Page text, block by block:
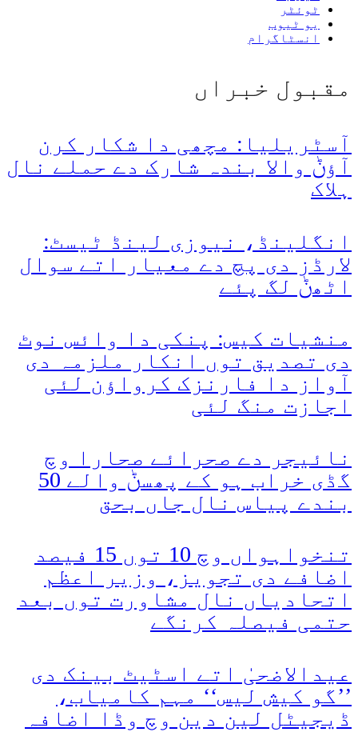
ٹوئٹر
یو ٹیوب
انسٹاگرام
مقبول خبراں
آسٹریلیا: مچھی دا شکار کرن
آؤݨ والا بندہ شارک دے حملے نال
ہلاک
انگلینڈ، نیوزی لینڈ ٹیسٹ:
لارڈز دی پچ دے معیار اتے سوال
اٹھݨ لگ پئے
منشیات کیس: پنکی دا وائس نوٹ
دی تصدیق توں انکار ملزمہ دی
آواز دا فارنزک کرواؤن لئی
اجازت منگ لئی
نائیجر دے صحرائے صحارا وچ
گڈی خراب ہو کے پھسݨ والے 50
بندے پیاس نال جاں بحق
تنخواہواں وچ 10 توں 15 فیصد
اضافے دی تجویز، وزیر اعظم
اتحادیاں نال مشاورت توں بعد
حتمی فیصلہ کرنگے
عیدالاضحیٰ اتے اسٹیٹ بینک دی
’’گو کیش لیس‘‘ مہم کامیاب،
ڈیجیٹل لین دین وچ وڈا اضافہ